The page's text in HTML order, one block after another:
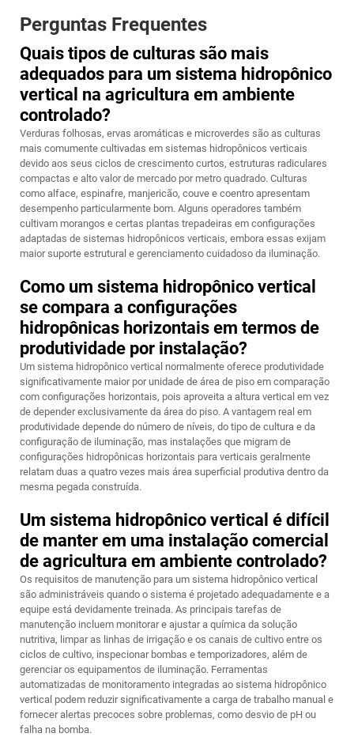
Perguntas Frequentes
Quais tipos de culturas são mais
adequados para um sistema hidropônico
vertical na agricultura em ambiente
controlado?
Verduras folhosas, ervas aromáticas e microverdes são as culturas
mais comumente cultivadas em sistemas hidropônicos verticais
devido aos seus ciclos de crescimento curtos, estruturas radiculares
compactas e alto valor de mercado por metro quadrado. Culturas
como alface, espinafre, manjericão, couve e coentro apresentam
desempenho particularmente bom. Alguns operadores também
cultivam morangos e certas plantas trepadeiras em configurações
adaptadas de sistemas hidropônicos verticais, embora essas exijam
maior suporte estrutural e gerenciamento cuidadoso da iluminação.
Como um sistema hidropônico vertical
se compara a configurações
hidropônicas horizontais em termos de
produtividade por instalação?
Um sistema hidropônico vertical normalmente oferece produtividade
significativamente maior por unidade de área de piso em comparação
com configurações horizontais, pois aproveita a altura vertical em vez
de depender exclusivamente da área do piso. A vantagem real em
produtividade depende do número de níveis, do tipo de cultura e da
configuração de iluminação, mas instalações que migram de
configurações hidropônicas horizontais para verticais geralmente
relatam duas a quatro vezes mais área superficial produtiva dentro da
mesma pegada construída.
Um sistema hidropônico vertical é difícil
de manter em uma instalação comercial
de agricultura em ambiente controlado?
Os requisitos de manutenção para um sistema hidropônico vertical
são administráveis quando o sistema é projetado adequadamente e a
equipe está devidamente treinada. As principais tarefas de
manutenção incluem monitorar e ajustar a química da solução
nutritiva, limpar as linhas de irrigação e os canais de cultivo entre os
ciclos de cultivo, inspecionar bombas e temporizadores, além de
gerenciar os equipamentos de iluminação. Ferramentas
automatizadas de monitoramento integradas ao sistema hidropônico
vertical podem reduzir significativamente a carga de trabalho manual e
fornecer alertas precoces sobre problemas, como desvio de pH ou
falha na bomba.